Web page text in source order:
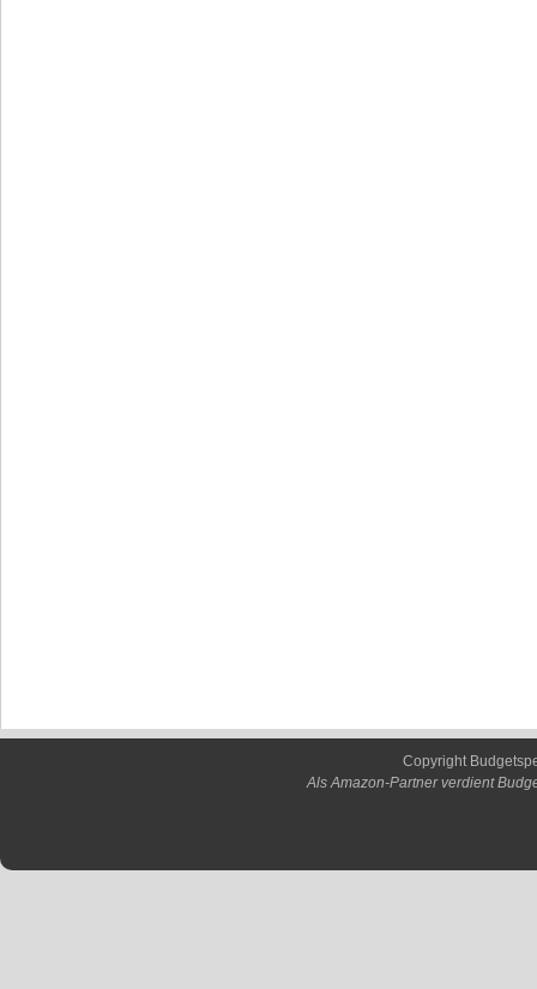
Copyright
Als Amazon-Partner verdient